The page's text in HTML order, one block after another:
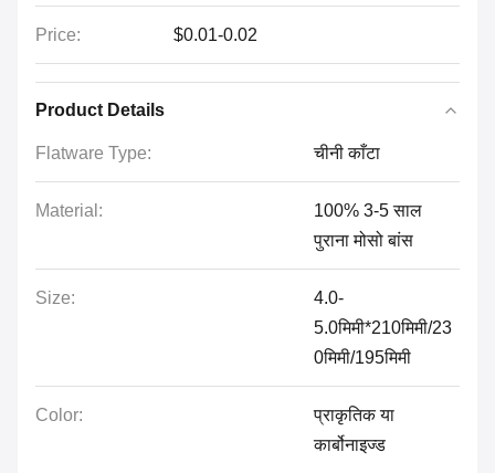
Price: $0.01-0.02
Product Details
Flatware Type: चीनी काँटा
Material:
100% 3-5 साल
पुराना मोसो बांस
Size:
4.0-
5.0मिमी*210मिमी/23
0मिमी/195मिमी
Color:
प्राकृतिक या
कार्बोनाइज्ड